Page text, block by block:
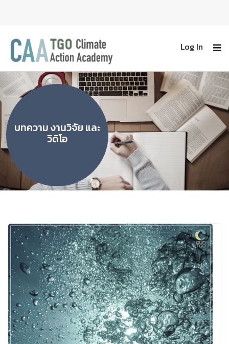
Log In
บทความ งานวิจัย และ
วิดิโอ